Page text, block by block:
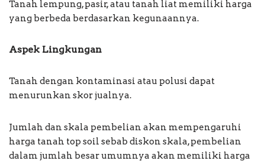
Tanah lempung, pasir, atau tanah liat memiliki harga
yang berbeda berdasarkan kegunaannya.
Aspek Lingkungan
Tanah dengan kontaminasi atau polusi dapat
menurunkan skor jualnya.
Jumlah dan skala pembelian akan mempengaruhi
harga tanah top soil sebab diskon skala, pembelian
dalam jumlah besar umumnya akan memiliki harga